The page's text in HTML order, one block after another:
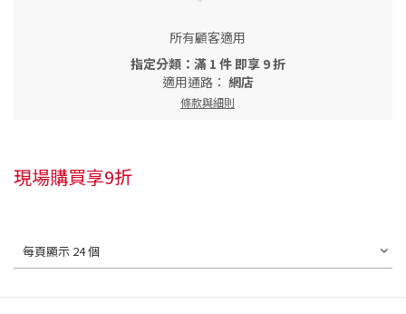
所有顧客適用
指定分類：滿 1 件 即享 9 折
適用通路： 網店
條款與細則
現場購買享9折
每頁顯示 24 個